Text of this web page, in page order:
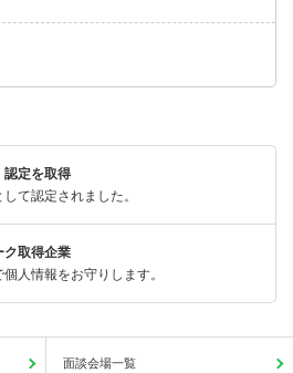
認定を取得
て認定されました。
ク取得企業
人情報をお守りします。
面談会場一覧